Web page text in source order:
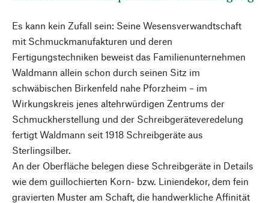
Es kann kein Zufall sein: Seine Wesensverwandtschaft
mit Schmuckmanufakturen und deren
Fertigungstechniken beweist das Familienunternehmen
Waldmann allein schon durch seinen Sitz im
schwäbischen Birkenfeld nahe Pforzheim – im
Wirkungskreis jenes altehrwürdigen Zentrums der
Schmuckherstellung und der Schreibgeräteveredelung
fertigt Waldmann seit 1918 Schreibgeräte aus
Sterlingsilber.
An der Oberfläche belegen diese Schreibgeräte in Details
wie dem guillochierten Korn- bzw. Liniendekor, dem fein
gravierten Muster am Schaft, die handwerkliche Affinität